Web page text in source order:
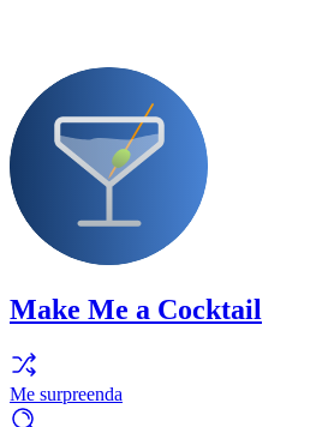
Make Me a Cocktail
Me surpreenda